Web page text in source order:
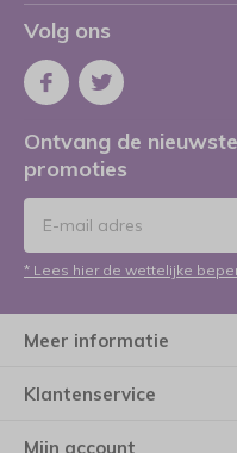
Volg ons
Ontvang de
promoties
* Lees hier de wettelijke
Meer informatie
Klantenservice
Mijn account